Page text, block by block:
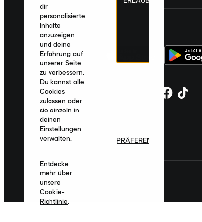
dir
personalisierte
Inhalte
anzuzeigen
und deine
Erfahrung auf
unserer Seite
zu verbessern.
Du kannst alle
Cookies
zulassen oder
sie einzeln in
deinen
Einstellungen
verwalten.
Entdecke
mehr über
unsere
Cookie-
Richtlinie.
PRÄFERENZEN